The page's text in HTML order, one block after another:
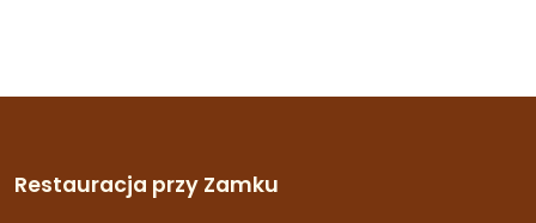
Restauracja przy Zamku